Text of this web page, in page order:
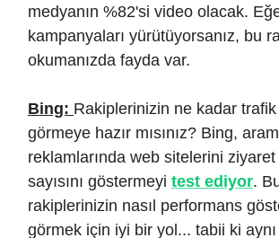
medyanın %82'si video olacak.
kampanyaları yürütüyorsanız, bu
okumanızda fayda var.
Bing: Rakiplerinizin ne kadar trafik
görmeye hazır mısınız? Bing,
reklamlarında web sitelerini
sayısını göstermeyi test ediyor.
rakiplerinizin nasıl performans
görmek için iyi bir yol... tabii ki